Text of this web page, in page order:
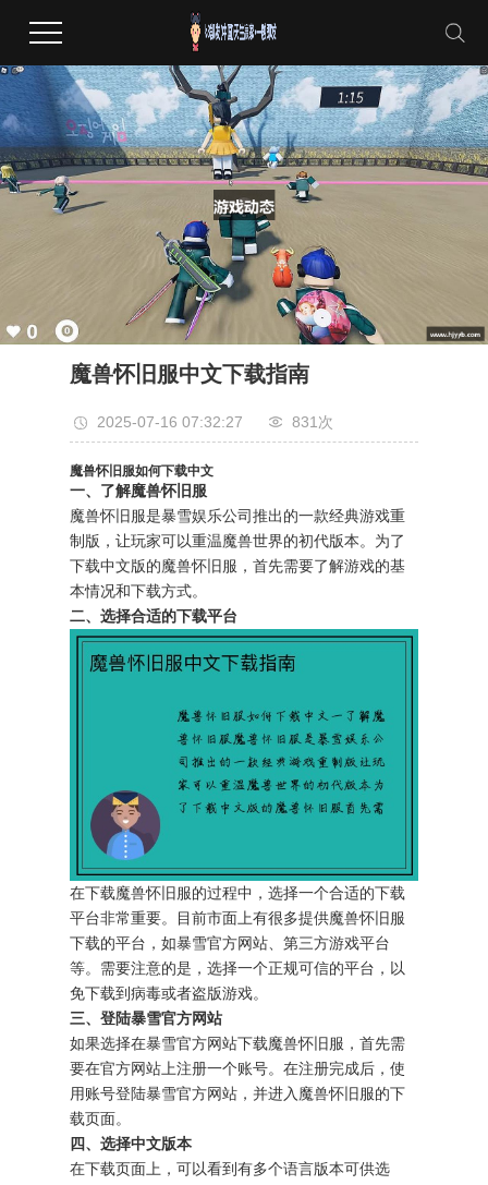
魔兽怀旧服中文下载指南
2025-07-16 07:32:27 831次
魔兽怀旧服如何下载中文
一、了解魔兽怀旧服
魔兽怀旧服是暴雪娱乐公司推出的一款经典游戏重
制版，让玩家可以重温魔兽世界的初代版本。为了
下载中文版的魔兽怀旧服，首先需要了解游戏的基
本情况和下载方式。
二、选择合适的下载平台
在下载魔兽怀旧服的过程中，选择一个合适的下载
平台非常重要。目前市面上有很多提供魔兽怀旧服
下载的平台，如暴雪官方网站、第三方游戏平台
等。需要注意的是，选择一个正规可信的平台，以
免下载到病毒或者盗版游戏。
三、登陆暴雪官方网站
如果选择在暴雪官方网站下载魔兽怀旧服，首先需
要在官方网站上注册一个账号。在注册完成后，使
用账号登陆暴雪官方网站，并进入魔兽怀旧服的下
载页面。
四、选择中文版本
在下载页面上，可以看到有多个语言版本可供选